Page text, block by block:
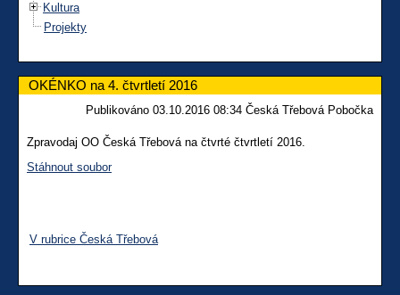
Kultura
Projekty
OKÉNKO na 4. čtvrtletí 2016
Publikováno 03.10.2016 08:34 Česká Třebová Pobočka
Zpravodaj OO Česká Třebová na čtvrté čtvrtletí 2016.
Stáhnout soubor
V rubrice Česká Třebová